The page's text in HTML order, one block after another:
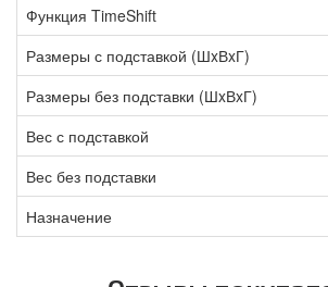
Функция TimeShift
Размеры с подставкой (ШxВxГ)
Размеры без подставки (ШxВxГ)
Вес с подставкой
Вес без подставки
Назначение